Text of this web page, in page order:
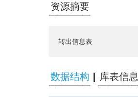
资源摘要
转出信息表
数据结构 库表信息